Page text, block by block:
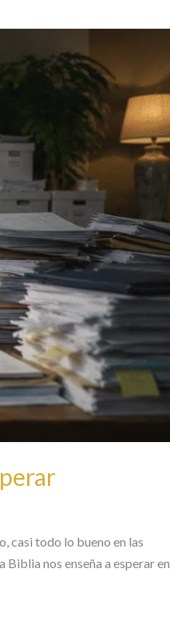
casi todo lo bueno en las
nos enseña a esperar en